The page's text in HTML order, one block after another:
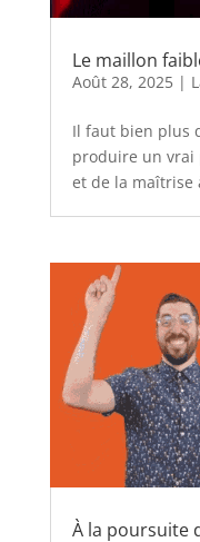
Le maillon
Août 28, 2025|
Il faut bien plus
produire un vrai
et de la maîtrise
À la poursuite